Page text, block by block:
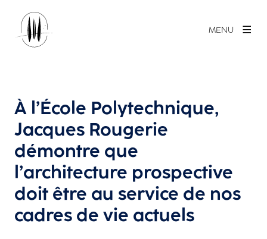
MENU
À l’École Polytechnique,
Jacques Rougerie
démontre que
l’architecture prospective
doit être au service de nos
cadres de vie actuels